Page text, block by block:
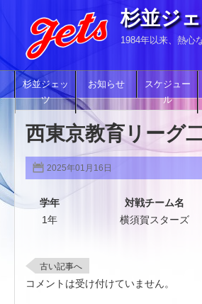
杉並ジ
1984年以来、熱心
杉並ジェッ
ツ
お知らせ
スケジュー
ル
西東京教育リーグ
2025年01月16日
学年 対戦チーム名
1年
横須賀スターズ
古い記事へ
コメントは受け付けていません。